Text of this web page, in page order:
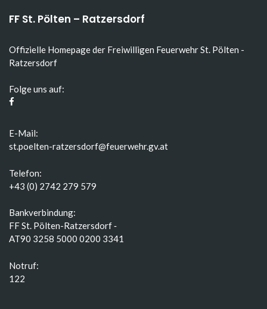
FF St. Pölten – Ratzersdorf
Offizielle Homepage der Freiwilligen Feuerwehr St. Pölten -
Ratzersdorf
Folge uns auf:
E-Mail:
st.poelten-ratzersdorf@feuerwehr.gv.at
Telefon:
+43 (0) 2742 279 579
Bankverbindung:
FF St. Pölten-Ratzersdorf ‑
AT90 3258 5000 0200 3341
Notruf:
122